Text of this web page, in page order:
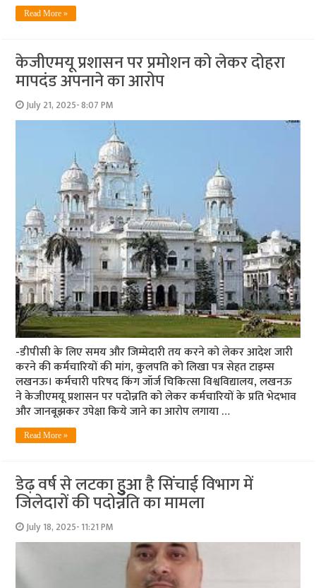
Read More »
केजीएमयू प्रशासन पर प्रमोशन को लेकर दोहरा
मापदंड अपनाने का आरोप
July 21, 2025- 8:07 PM
-डीपीसी के लिए समय और जिम्मेदारी तय करने को लेकर आदेश जारी
करने की कर्मचारियों की मांग, कुलपति को लिखा पत्र सेहत टाइम्स
लखनऊ। कर्मचारी परिषद किंग जॉर्ज चिकित्सा विश्वविद्यालय, लखनऊ
ने केजीएमयू प्रशासन पर पदोन्नति को लेकर कर्मचारियों के प्रति भेदभाव
और जानबूझकर उपेक्षा किये जाने का आरोप लगाया …
Read More »
डेढ़ वर्ष से लटका हुुुुुुुुुुुुआ है सिंचाई विभाग में
जिलेदारों की पदोन्नति का मामला
July 18, 2025- 11:21 PM